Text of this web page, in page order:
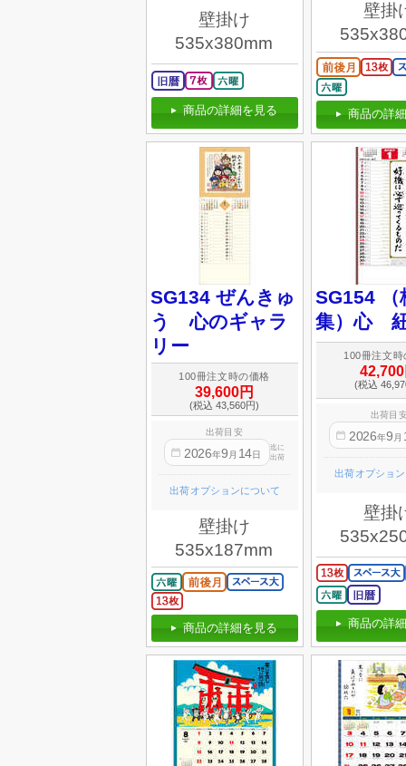
壁掛け
535x380mm
商品の詳細を見る
壁掛
商品の詳
SG134 ぜんきゅ
う 心のギャラ
リー
100冊注文時の価格
39,600円
(税込 43,560円)
出荷目安
2026年9 月 14日
迄に
出荷
出荷オプションについて
壁掛け
535x187mm
商品の詳細を見る
SG154 （
集）心
100冊注文時
(税込
出荷目
2026年9 月
出荷オプショ
壁掛
商品の詳